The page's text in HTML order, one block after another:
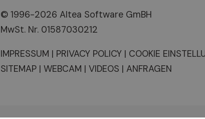
© 1996-2026 Altea Software GmBH
MwSt. Nr. 01587030212
IMPRESSUM | PRIVACY POLICY| COOKIE
SITEMAP| WEBCAM | VIDEOS | ANFRAGEN